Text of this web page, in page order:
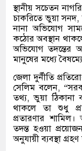
স্থানীয় সচেতন
চাকরিতে ভুয়া
নানা অভিযোগ
কঠোর অবস্থান
অভিযোগ তদন্তের
মানুষের মধ্যে
জেলা দুর্নীতি
সেলিম বলেন,
তথ্য, ভুয়া ঠিকানা
থাকলে তা শুধু
প্রতারণার
তদন্ত হওয়া
অনুযায়ী ব্যবস্থা